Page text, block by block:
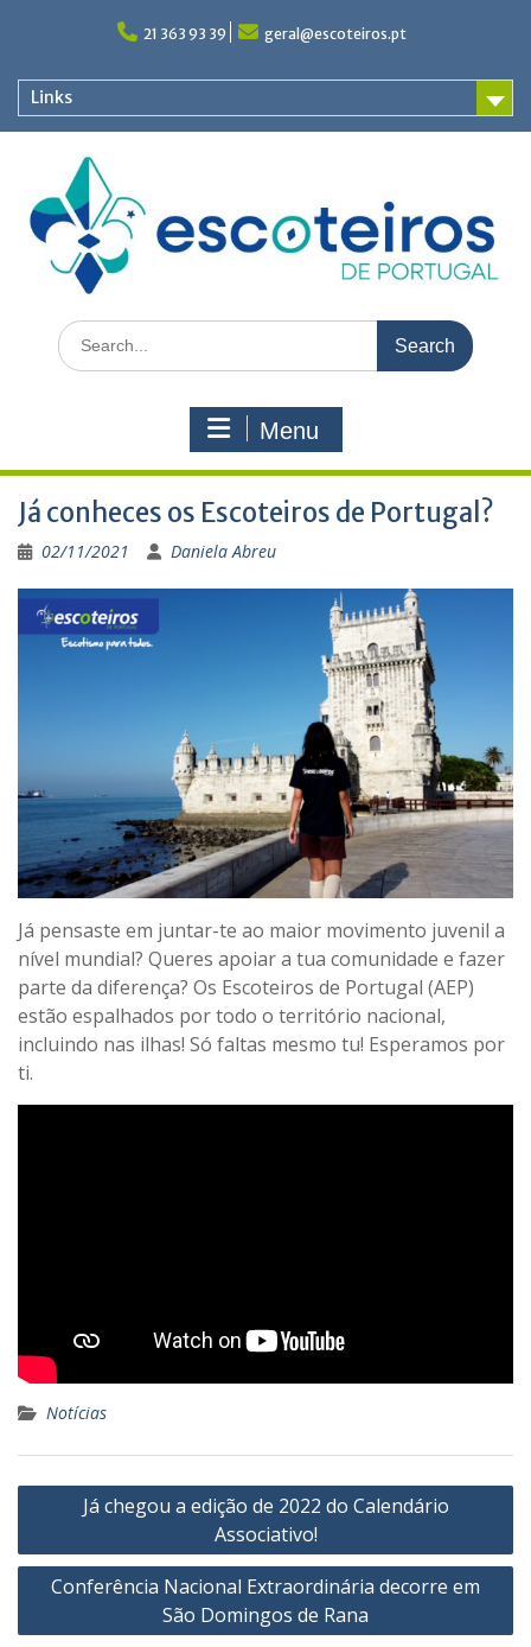
21 363 93 39 geral@escoteiros.pt
Links
Search
for:
Menu
Já conheces os Escoteiros de Portugal?
02/11/2021 Daniela Abreu
Já pensaste em juntar-te ao maior movimento juvenil a
nível mundial? Queres apoiar a tua comunidade e fazer
parte da diferença? Os Escoteiros de Portugal (AEP)
estão espalhados por todo o território nacional,
incluindo nas ilhas! Só faltas mesmo tu! Esperamos por
ti.
Notícias
Navegação
artigos
Já chegou a edição de 2022 do Calendário
Associativo!
Conferência Nacional Extraordinária decorre em
São Domingos de Rana